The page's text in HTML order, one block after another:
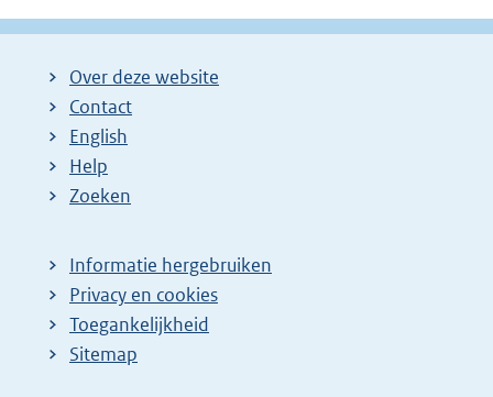
Over deze website
Contact
English
Help
Zoeken
Informatie hergebruiken
Privacy en cookies
Toegankelijkheid
Sitemap